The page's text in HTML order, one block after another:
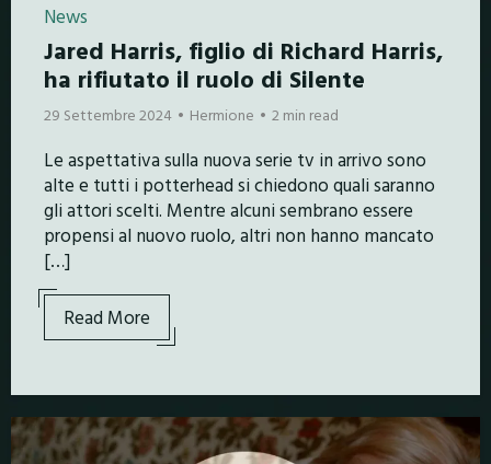
News
Jared Harris, figlio di Richard Harris,
ha rifiutato il ruolo di Silente
29 Settembre 2024 Hermione 2 min read
Le aspettativa sulla nuova serie tv in arrivo sono
alte e tutti i potterhead si chiedono quali saranno
gli attori scelti. Mentre alcuni sembrano essere
propensi al nuovo ruolo, altri non hanno mancato
[…]
Read More